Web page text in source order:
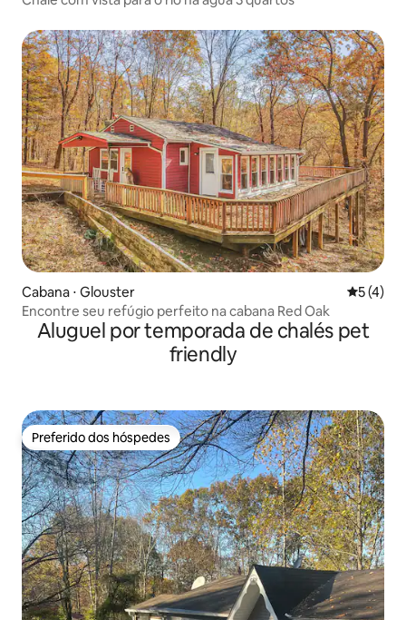
Cabana ⋅ Glouster 5 de
5 (4)
Encontre seu refúgio perfeito na cabana Red Oak
Aluguel por temporada de chalés pet
friendly
Preferido dos hóspedes
Preferido dos hóspedes